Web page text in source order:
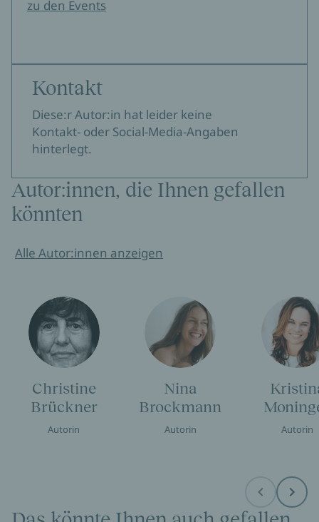
zu den Events
Kontakt
Diese:r Autor:in hat leider keine
Kontakt- oder Social-Media-Angaben
hinterlegt.
Autor:innen, die Ihnen gefallen
könnten
Alle Autor:innen anzeigen
Christine
Brückner
Autorin
Nina
Brockmann
Autorin Autorin
Before Next